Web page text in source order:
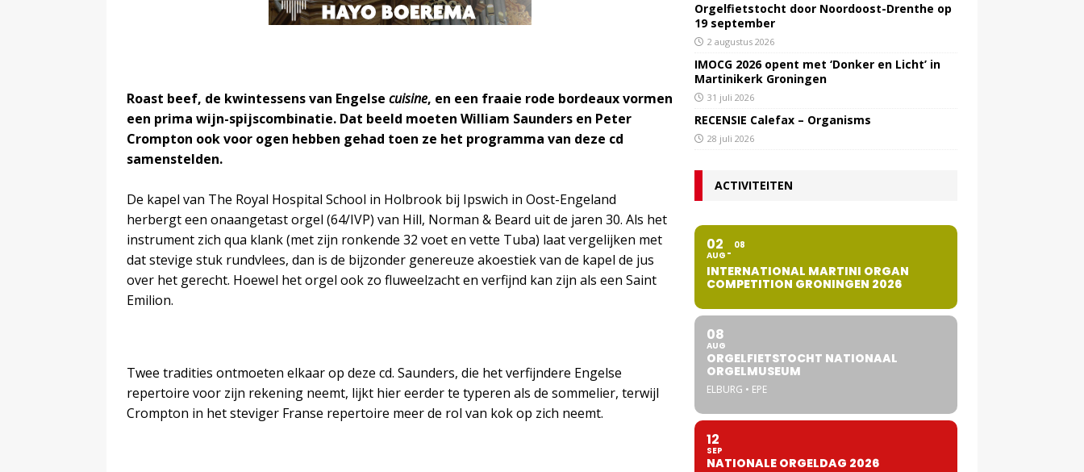
Roast beef, de kwintessens van Engelse cuisine, en een fraaie rode bordeaux vormen
een prima wijn-spijscombinatie. Dat beeld moeten William Saunders en Peter
Crompton ook voor ogen hebben gehad toen ze het programma van deze cd
samenstelden.
De kapel van The Royal Hospital School in Holbrook bij Ipswich in Oost-Engeland
herbergt een onaangetast orgel (64/IVP) van Hill, Norman & Beard uit de jaren 30. Als het
instrument zich qua klank (met zijn ronkende 32 voet en vette Tuba) laat vergelijken met
dat stevige stuk rundvlees, dan is de bijzonder genereuze akoestiek van de kapel de jus
over het gerecht. Hoewel het orgel ook zo fluweelzacht en verfijnd kan zijn als een Saint
Emilion.
Twee tradities ontmoeten elkaar op deze cd. Saunders, die het verfijndere Engelse
repertoire voor zijn rekening neemt, lijkt hier eerder te typeren als de sommelier, terwijl
Crompton in het steviger Franse repertoire meer de rol van kok op zich neemt.
Orgelfietstocht door Noordoost-Drenthe op
19 september
2 augustus 2026
IMOCG 2026 opent met ‘Donker en Licht’ in
Martinikerk Groningen
31 juli 2026
RECENSIE Calefax – Organisms
28 juli 2026
ACTIVITEITEN
02
AUG
08
INTERNATIONAL MARTINI ORGAN
COMPETITION GRONINGEN 2026
08
AUG
ORGELFIETSTOCHT NATIONAAL
ORGELMUSEUM
ELBURG • EPE
12
SEP
NATIONALE ORGELDAG 2026